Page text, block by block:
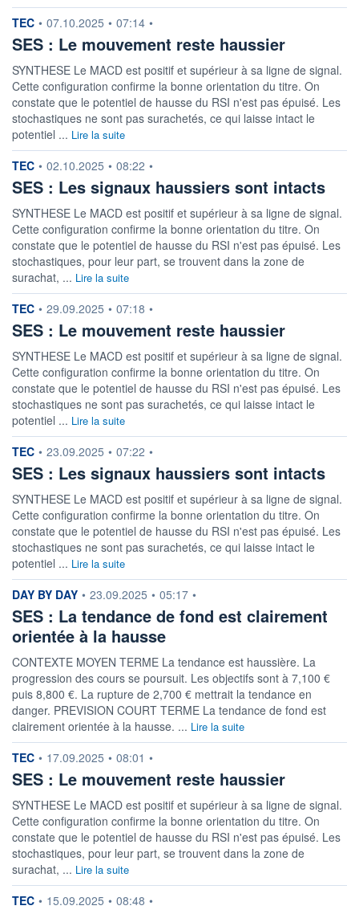
information fournie par
TEC • 07.10.2025 • 07:14 •
SES : Le mouvement reste haussier
SYNTHESE Le MACD est positif et supérieur à sa ligne de signal.
Cette configuration confirme la bonne orientation du titre. On
constate que le potentiel de hausse du RSI n'est pas épuisé. Les
stochastiques ne sont pas surachetés, ce qui laisse intact le
potentiel ... Lire la suite
information fournie par
TEC • 02.10.2025 • 08:22 •
SES : Les signaux haussiers sont intacts
SYNTHESE Le MACD est positif et supérieur à sa ligne de signal.
Cette configuration confirme la bonne orientation du titre. On
constate que le potentiel de hausse du RSI n'est pas épuisé. Les
stochastiques, pour leur part, se trouvent dans la zone de
surachat, ... Lire la suite
information fournie par
TEC • 29.09.2025 • 07:18 •
SES : Le mouvement reste haussier
SYNTHESE Le MACD est positif et supérieur à sa ligne de signal.
Cette configuration confirme la bonne orientation du titre. On
constate que le potentiel de hausse du RSI n'est pas épuisé. Les
stochastiques ne sont pas surachetés, ce qui laisse intact le
potentiel ... Lire la suite
information fournie par
TEC • 23.09.2025 • 07:22 •
SES : Les signaux haussiers sont intacts
SYNTHESE Le MACD est positif et supérieur à sa ligne de signal.
Cette configuration confirme la bonne orientation du titre. On
constate que le potentiel de hausse du RSI n'est pas épuisé. Les
stochastiques ne sont pas surachetés, ce qui laisse intact le
potentiel ... Lire la suite
information fournie par
DAY BY DAY • 23.09.2025 • 05:17 •
SES : La tendance de fond est clairement
orientée à la hausse
CONTEXTE MOYEN TERME La tendance est haussière. La
progression des cours se poursuit. Les objectifs sont à 7,100 €
puis 8,800 €. La rupture de 2,700 € mettrait la tendance en
danger. PREVISION COURT TERME La tendance de fond est
clairement orientée à la hausse. ... Lire la suite
information fournie par
TEC • 17.09.2025 • 08:01 •
SES : Le mouvement reste haussier
SYNTHESE Le MACD est positif et supérieur à sa ligne de signal.
Cette configuration confirme la bonne orientation du titre. On
constate que le potentiel de hausse du RSI n'est pas épuisé. Les
stochastiques, pour leur part, se trouvent dans la zone de
surachat, ... Lire la suite
information fournie par
TEC • 15.09.2025 • 08:48 •